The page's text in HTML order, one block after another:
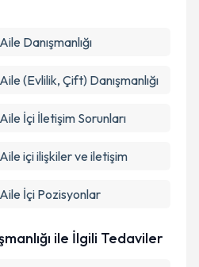
Danışmanlığı
(Evlilik, Çift) Danışmanlığı
İçi İletişim Sorunları
içi ilişkiler ve iletişim
İçi Pozisyonlar
ile İlgili Tedaviler